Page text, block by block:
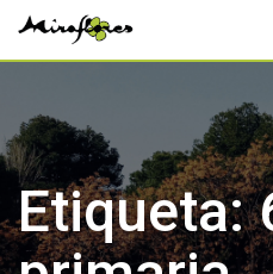
Skip
Etiqueta: